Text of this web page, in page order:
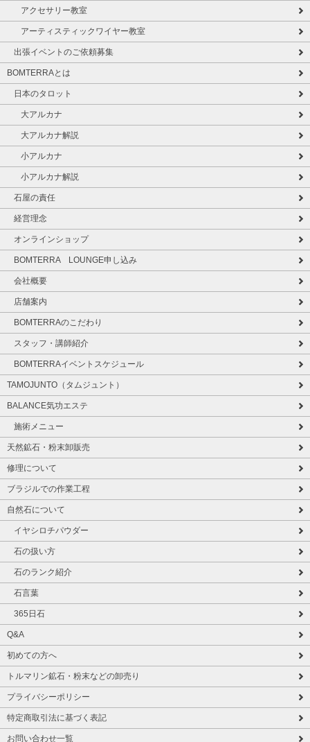
アクセサリー教室
アーティスティックワイヤー教室
出張イベントのご依頼募集
BOMTERRAとは
日本のタロット
大アルカナ
大アルカナ解説
小アルカナ
小アルカナ解説
石屋の責任
経営理念
オンラインショップ
BOMTERRA LOUNGE申し込み
会社概要
店舗案内
BOMTERRAのこだわり
スタッフ・講師紹介
BOMTERRAイベントスケジュール
TAMOJUNTO（タムジュント）
BALANCE気功エステ
施術メニュー
天然鉱石・粉末卸販売
修理について
ブラジルでの作業工程
自然石について
イヤシロチパウダー
石の扱い方
石のランク紹介
石言葉
365日石
Q&A
初めての方へ
トルマリン鉱石・粉末などの卸売り
プライバシーポリシー
特定商取引法に基づく表記
お問い合わせ一覧